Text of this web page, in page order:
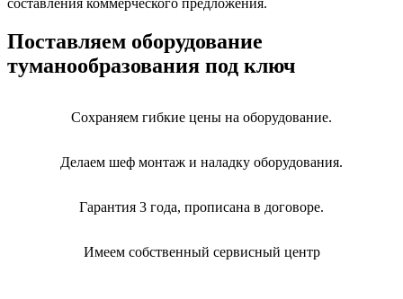
Поставляем оборудование
туманообразования под ключ
Сохраняем гибкие цены на оборудование.
Делаем шеф монтаж и наладку оборудования.
Гарантия 3 года, прописана в договоре.
Имеем собственный сервисный центр